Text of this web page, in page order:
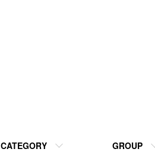
CATEGORY GROUP